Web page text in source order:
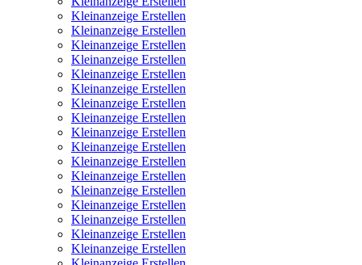
Kleinanzeige Erstellen
Kleinanzeige Erstellen
Kleinanzeige Erstellen
Kleinanzeige Erstellen
Kleinanzeige Erstellen
Kleinanzeige Erstellen
Kleinanzeige Erstellen
Kleinanzeige Erstellen
Kleinanzeige Erstellen
Kleinanzeige Erstellen
Kleinanzeige Erstellen
Kleinanzeige Erstellen
Kleinanzeige Erstellen
Kleinanzeige Erstellen
Kleinanzeige Erstellen
Kleinanzeige Erstellen
Kleinanzeige Erstellen